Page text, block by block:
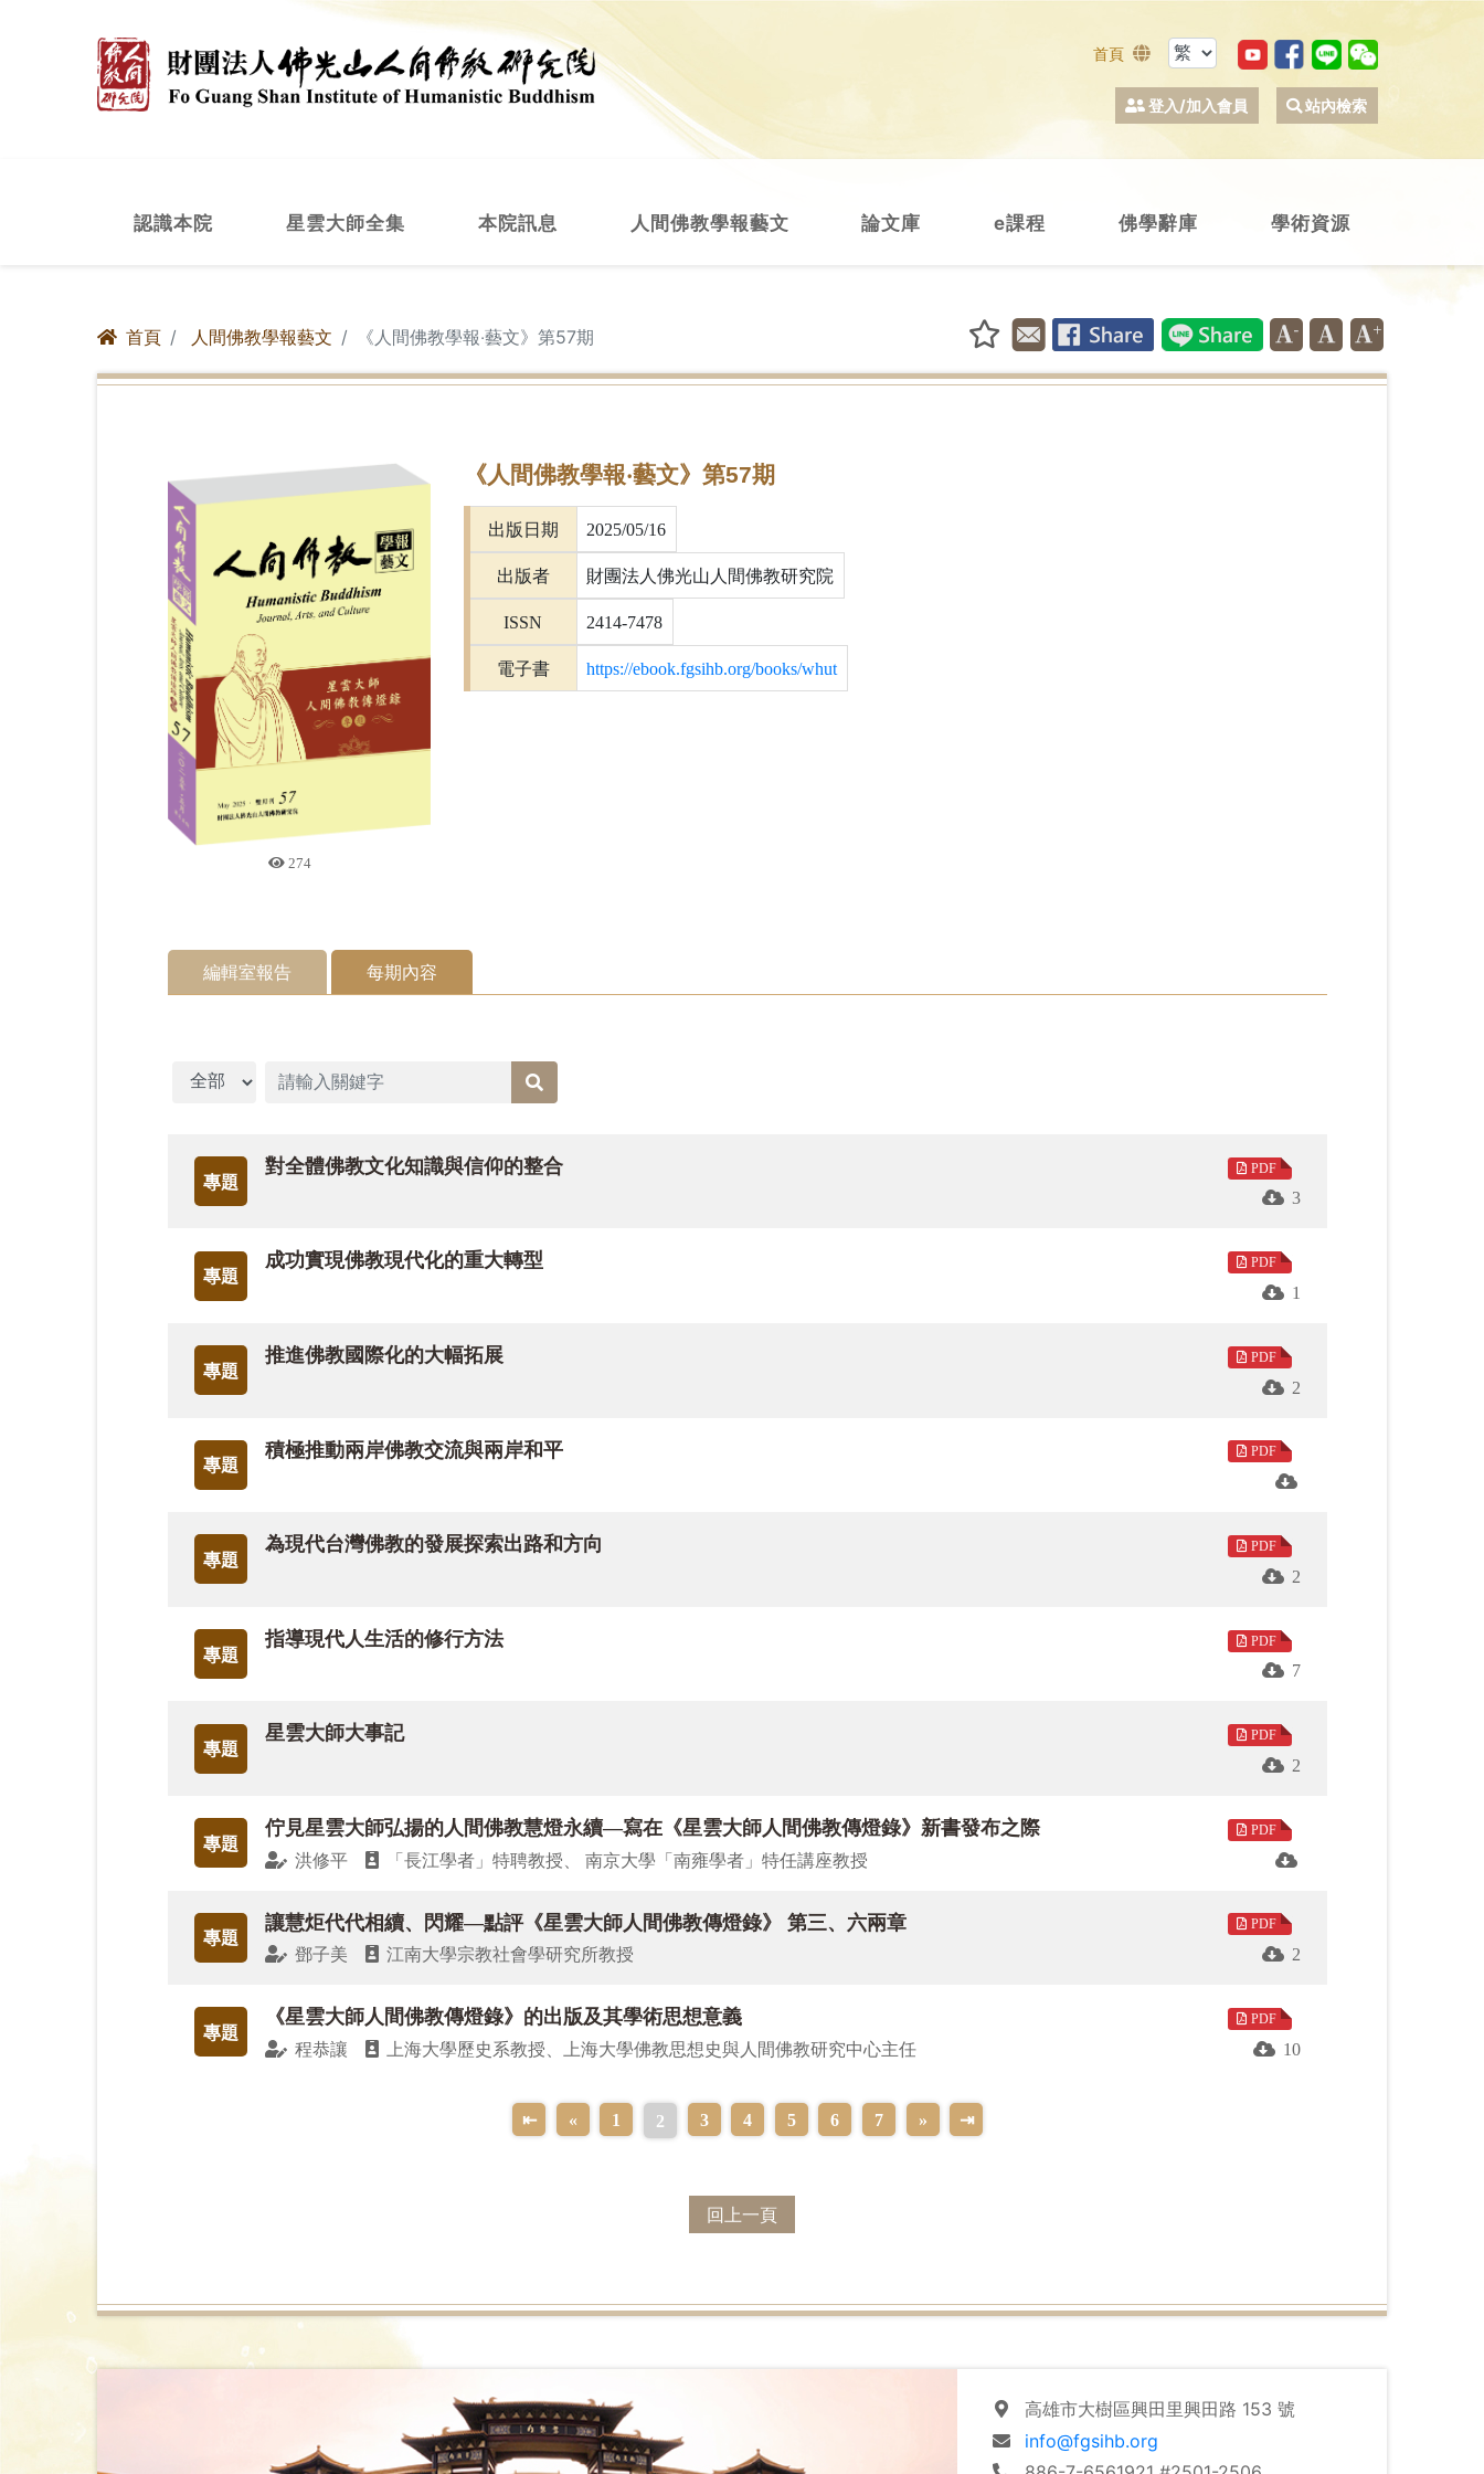
首頁
登入/加入會員 站內檢索
認識本院 星雲大師全集 本院訊息 人間佛教學報藝文 論文庫 e課程 佛學辭庫 學術資源
首頁 人間佛教學報藝文 《人間佛教學報‧藝文》第57期
274
《人間佛教學報‧藝文》第57期
出版日期 2025/05/16
出版者 財團法人佛光山人間佛教研究院
ISSN 2414-7478
電子書 https://ebook.fgsihb.org/books/whut
編輯室報告 每期內容
雲大師建構的人間佛教思想體系與具體實踐，是引導閱讀《全集》的入徑。為饗讀者，我們特別製作專題，除了重點摘要各章內容，並有六位學者發
本期論文版，特邀獨立佛學研究者蘇錦坤老師以不同面向綜論《雜阿含經》，文共十講，分四次連載，期讀者對《雜阿含經》有進一步認識。「投稿
園地」，中國政法大學碩士生魏瑋以現代化文明的視野，深入探討印光法師提倡「敬惜字紙」的文化內涵與現實意義。
「專題連載」部分，【佛教與海洋文明】圓滿篇，黃夏年教授介紹義淨大師翻譯的《佛為海龍王說法印經》，提出有關修行與果報以及法印等問題；
【邂逅佛教】第9 篇，蘭卡斯特教授以數個具體實例，引導我們思考佛教所謂的慈悲與覺悟，探索人性連結與內在覺醒，中英文同步刊登。
當五月暖陽靜靜灑落大地，佛誕與母親節的光輝交映於心，本期藝文版也在這雙重祝福中悄然展開。如春花在陽光中綻放，我們以文字為馨香，以篇
章為明燈，供養一分慈悲與感念的心。【佛誕日．念母恩】專題中，六位橫跨文學與佛教領域的重要作者，以深情筆觸回望慈母風範。趙辜懷箴、張
明心志與高遠胸襟。
師緬懷星雲大師之母李劉玉英老奶奶，以她樸素堅忍、慈愛無私的身教，孕育出大師悲智雙運的精神風骨。六篇文章，如寫給母親與佛陀的心靈書
信，情深義重，亦莊亦柔，流露佛性芬芳。
【同慶佛誕沐慈恩】專題，從佛陀形象、歷史與教義三面向切入，展現佛誕節深遠意涵。星雲大師以詩意法語禮讚大聖佛陀，丁天降溯源佛陀一生的
弘願與教誨，慧寂法師從南北傳佛教不同視角，剖析佛陀的多重象徵與啟發。
吳鈞堯小說〈小蒲團〉，以幽默筆調描寫一位自認為奇才者的內外掙扎，從屋頂打坐到瑜珈課堂，映照文學評審場上的自我懷疑與理想幻滅，展現才
與不才間的曖昧與執著，終在母親的小蒲團旁找到柔軟的領悟。劉枋的〈深夜黑貓〉，描繪一對相依為命的母女在夢中化作黑貓，夢境與現實交錯，
揭示命運、信仰與宿業的牽引，展現少女雅萍在困境中覺醒，尋求救贖的歷程。
本期藝文版集結36 篇小說、散文、詩歌、專題報導與漫畫，例如報導印尼佛光山佛教學院的成立，為佛教教育扎根印尼開啟契機，展現佛教在多元社
會中重生的力量。祈願在殊勝佛寶節之際，上述篇章能點亮讀者心中最柔軟的一隅，共沐慈光，同頌佛恩。佛誕節快樂！
文章分類
專題
對全體佛教文化知識與信仰的整合 PDF
3
專題
成功實現佛教現代化的重大轉型 PDF
1
專題
推進佛教國際化的大幅拓展 PDF
2
專題
積極推動兩岸佛教交流與兩岸和平 PDF
專題
為現代台灣佛教的發展探索出路和方向 PDF
2
專題
指導現代人生活的修行方法 PDF
7
專題
星雲大師大事記 PDF
2
專題
佇見星雲大師弘揚的人間佛教慧燈永續—寫在《星雲大師人間佛教傳燈錄》新書發布之際 PDF
洪修平 「長江學者」特聘教授、 南京大學「南雍學者」特任講座教授
專題
讓慧炬代代相續、閃耀—點評《星雲大師人間佛教傳燈錄》 第三、六兩章 PDF
鄧子美 江南大學宗教社會學研究所教授 2
專題
《星雲大師人間佛教傳燈錄》的出版及其學術思想意義 PDF
程恭讓 上海大學歷史系教授、上海大學佛教思想史與人間佛教研究中心主任 10
⇤ « 1 2 3 4 5 6 7 » ⇥
回上一頁
高雄市大樹區興田里興田路 153 號
info@fgsihb.org